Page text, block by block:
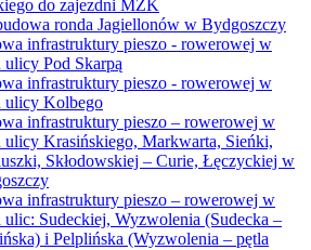
do zajezdni MZK
ronda Jagiellonów w Bydgoszczy
infrastruktury pieszo - rowerowej w
ulicy Pod Skarpą
infrastruktury pieszo - rowerowej w
ulicy Kolbego
infrastruktury pieszo – rowerowej w
ulicy Krasińskiego, Markwarta, Sieńki,
Skłodowskiej – Curie, Łęczyckiej w
infrastruktury pieszo – rowerowej w
ulic: Sudeckiej, Wyzwolenia (Sudecka –
i Pelplińska (Wyzwolenia – pętla